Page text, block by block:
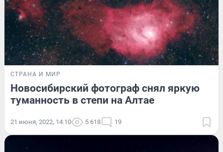
СТРАНА И МИР
Новосибирский фотограф снял яркую
туманность в степи на Алтае
21 июня, 2022, 14:10 5 618 19